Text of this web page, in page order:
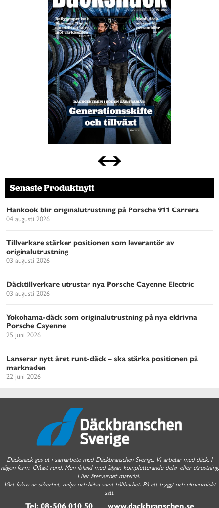
Senaste Produktnytt
Hankook blir originalutrustning på Porsche 911 Carrera
04 augusti 2026
Tillverkare stärker positionen som leverantör av
originalutrustning
03 augusti 2026
Däcktillverkare utrustar nya Porsche Cayenne Electric
03 augusti 2026
Yokohama-däck som originalutrustning på nya eldrivna
Porsche Cayenne
25 juni 2026
Lanserar nytt året runt-däck – ska stärka positionen på
marknaden
22 juni 2026
Däcksnack ges ut i samarbete med Däckbranschen Sverige. Vi arbetar med däck. I
någon form. Oftast rund. Men ibland med fälgar, kompletterande delar eller utrustning.
Eller återvunnet material.
Vårt fokus är säkerhet, miljö och hälsa samt hållbarhet. På ett tryggt och ekonomiskt
sätt.
Tel: 08-506 010 50 www.dackbranschen.se